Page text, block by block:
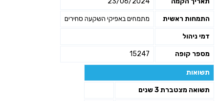
התמחות ראשית מתמחים באפיקי השקעה סחירים
דמי ניהול
מספר קופה 15247
תשואות
תשואה מצטברת 3 שנים